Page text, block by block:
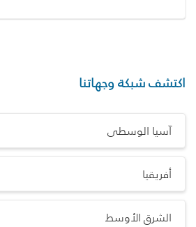
اكتشف شبكة وجهاتنا
آسيا الوسطى
أفريقيا
الشرق الأوسط